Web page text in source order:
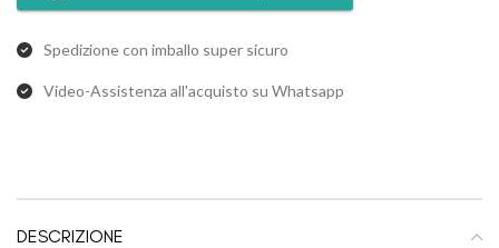
Spedizione con imballo super sicuro
Video-Assistenza all'acquisto su Whatsapp
DESCRIZIONE